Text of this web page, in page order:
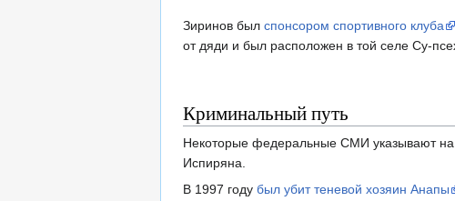
Зиринов был спонсором спортивного клуба
от дяди и был расположен в той селе Су-
Криминальный путь
Некоторые федеральные СМИ указывают на
Испиряна.
В 1997 году был убит теневой хозяин Анапы